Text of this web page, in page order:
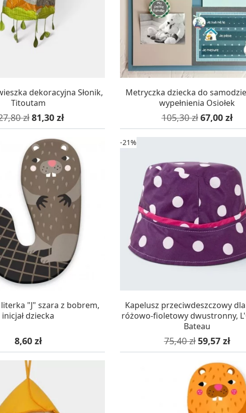
DOSTAWA 24H
dekoracyjna Słonik,
Titoutam
podstawowa
złCena
81,30 zł
W MAGAZYNIE, DOSTAWA
Metryczka dziecka do
wypełnienia Osiołek
Cena podstawowa
105,30 złCena
67,00 zł
DOSTAWA 24H
"J" szara z bobrem,
inicjał dziecka
Cena
8,60 zł
W MAGAZYNIE, DOSTAWA 24H
Kapelusz przeciwdeszczowy
różowo-fioletowy dwustronny,
Bateau
Cena podstawowa
75,40 złCena
59,57 zł
-21%